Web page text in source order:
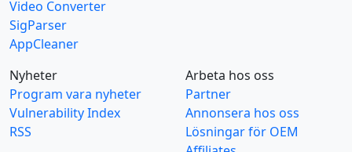
Video Converter
SigParser
AppCleaner
Nyheter
Program vara nyheter
Vulnerability Index
RSS
Arbeta hos oss
Partner
Annonsera hos oss
Lösningar för OEM